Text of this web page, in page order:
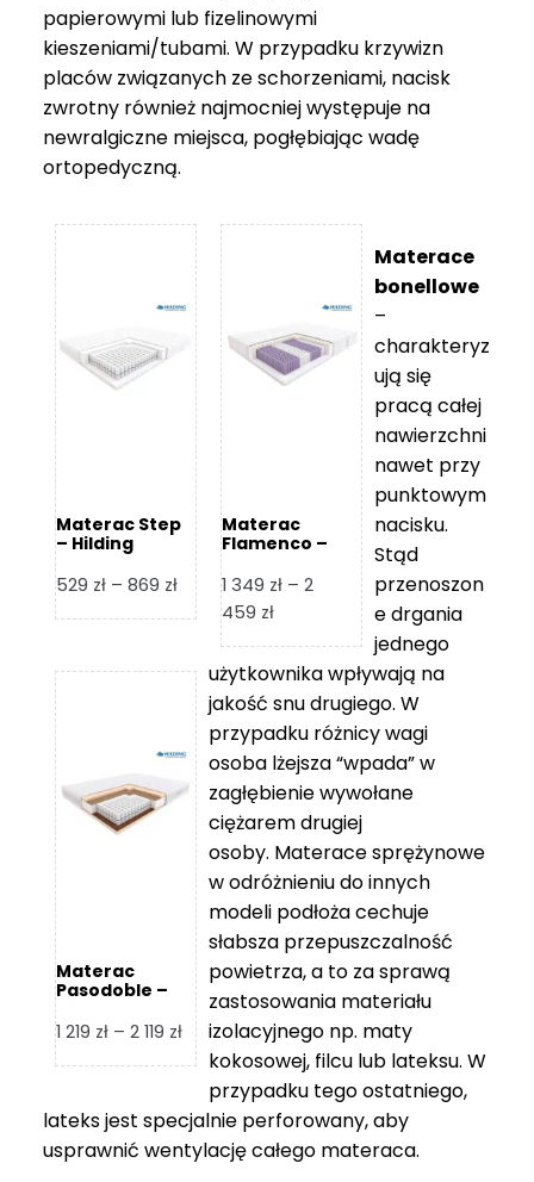
papierowymi lub fizelinowymi
kieszeniami/tubami. W przypadku krzywizn
placów związanych ze schorzeniami, nacisk
zwrotny również najmocniej występuje na
newralgiczne miejsca, pogłębiając wadę
ortopedyczną.
Materac Step
– Hilding
529 zł – 869 złZakres
cen:
529 zł
do
869 zł
Materac
Flamenco –
1 349 zł – 2
459 złZakres
od
1
349 zł
2
459 zł
Materac
Pasodoble –
1 219 zł – 2 119 złZakres
cen:
1
219 zł
do
Materace
bonellowe
–
charakteryz
ują się
pracą całej
nawierzchni
nawet przy
punktowym
nacisku.
Stąd
przenoszon
e drgania
jednego
użytkownika wpływają na
jakość snu drugiego. W
przypadku różnicy wagi
osoba lżejsza “wpada” w
zagłębienie wywołane
ciężarem drugiej
osoby. Materace sprężynowe
w odróżnieniu do innych
modeli podłoża cechuje
słabsza przepuszczalność
powietrza, a to za sprawą
zastosowania materiału
izolacyjnego np. maty
kokosowej, filcu lub lateksu. W
przypadku tego ostatniego,
lateks jest specjalnie perforowany, aby
usprawnić wentylację całego materaca.